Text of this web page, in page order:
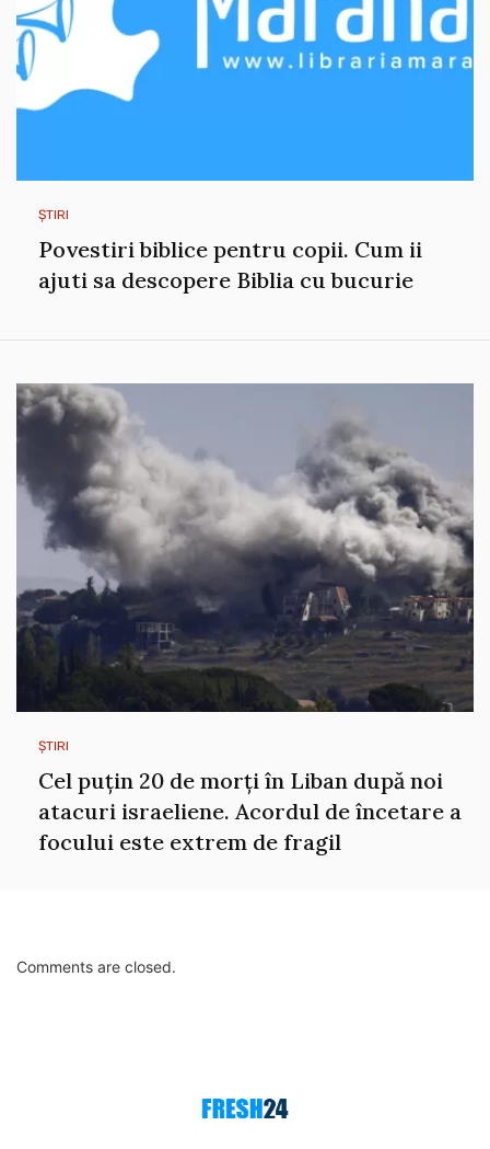
ȘTIRI
Povestiri biblice pentru copii. Cum ii
ajuti sa descopere Biblia cu bucurie
ȘTIRI
Cel puțin 20 de morți în Liban după noi
atacuri israeliene. Acordul de încetare a
focului este extrem de fragil
Comments are closed.